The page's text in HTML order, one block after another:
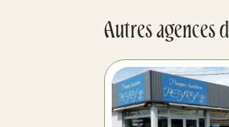
Autres agences